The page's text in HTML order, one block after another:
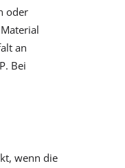
oder
an
Bei
wenn die